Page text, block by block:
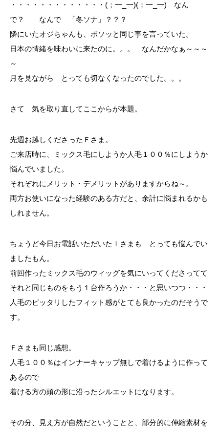
・・・・・・・・・・・・・(；一_一)(；一_一) なん
で？ なんで 「冬ソナ」？？？
隣にいたオジちゃんも、ボソッと同じ事を言っていた。
日本の情緒を味わいに来たのに。。。 なんだかなぁ～～～
～
月を見ながら とっても切なくなったのでした。。。
さて 気を取り直してここからが本題。
先週お越しくださったＦさま。
ご来店時に、ミックス毛にしようか人毛１００％にしようか
悩んでいました。
それぞれにメリット・デメリットがありますからね～。
両方お使いになった経験のある方だと、余計に悩まれるかも
しれません。
ちょうど今日お電話いただいたＩさまも とっても悩んでい
ましたもん。
前回作ったミックス毛のウィッグを気にいってくださってて
それと同じものをもう１台作ろうか・・・と思いつつ・・・
人毛のピッタリしたフィット感がとても良かったのだそうで
す。
Ｆさまも同じ感想。
人毛１００％はインナーキャップ無しで着けるように作って
あるので
着ける方の頭の形に沿ったシルエットになります。
その分、見え方が自然だということと、部分的に伸縮素材を